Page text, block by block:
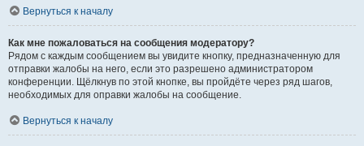
Вернуться к началу
Как мне пожаловаться на сообщения модератору?
Рядом с каждым сообщением вы увидите кнопку, предназначенную для
отправки жалобы на него, если это разрешено администратором
конференции. Щёлкнув по этой кнопке, вы пройдёте через ряд шагов,
необходимых для оправки жалобы на сообщение.
Вернуться к началу